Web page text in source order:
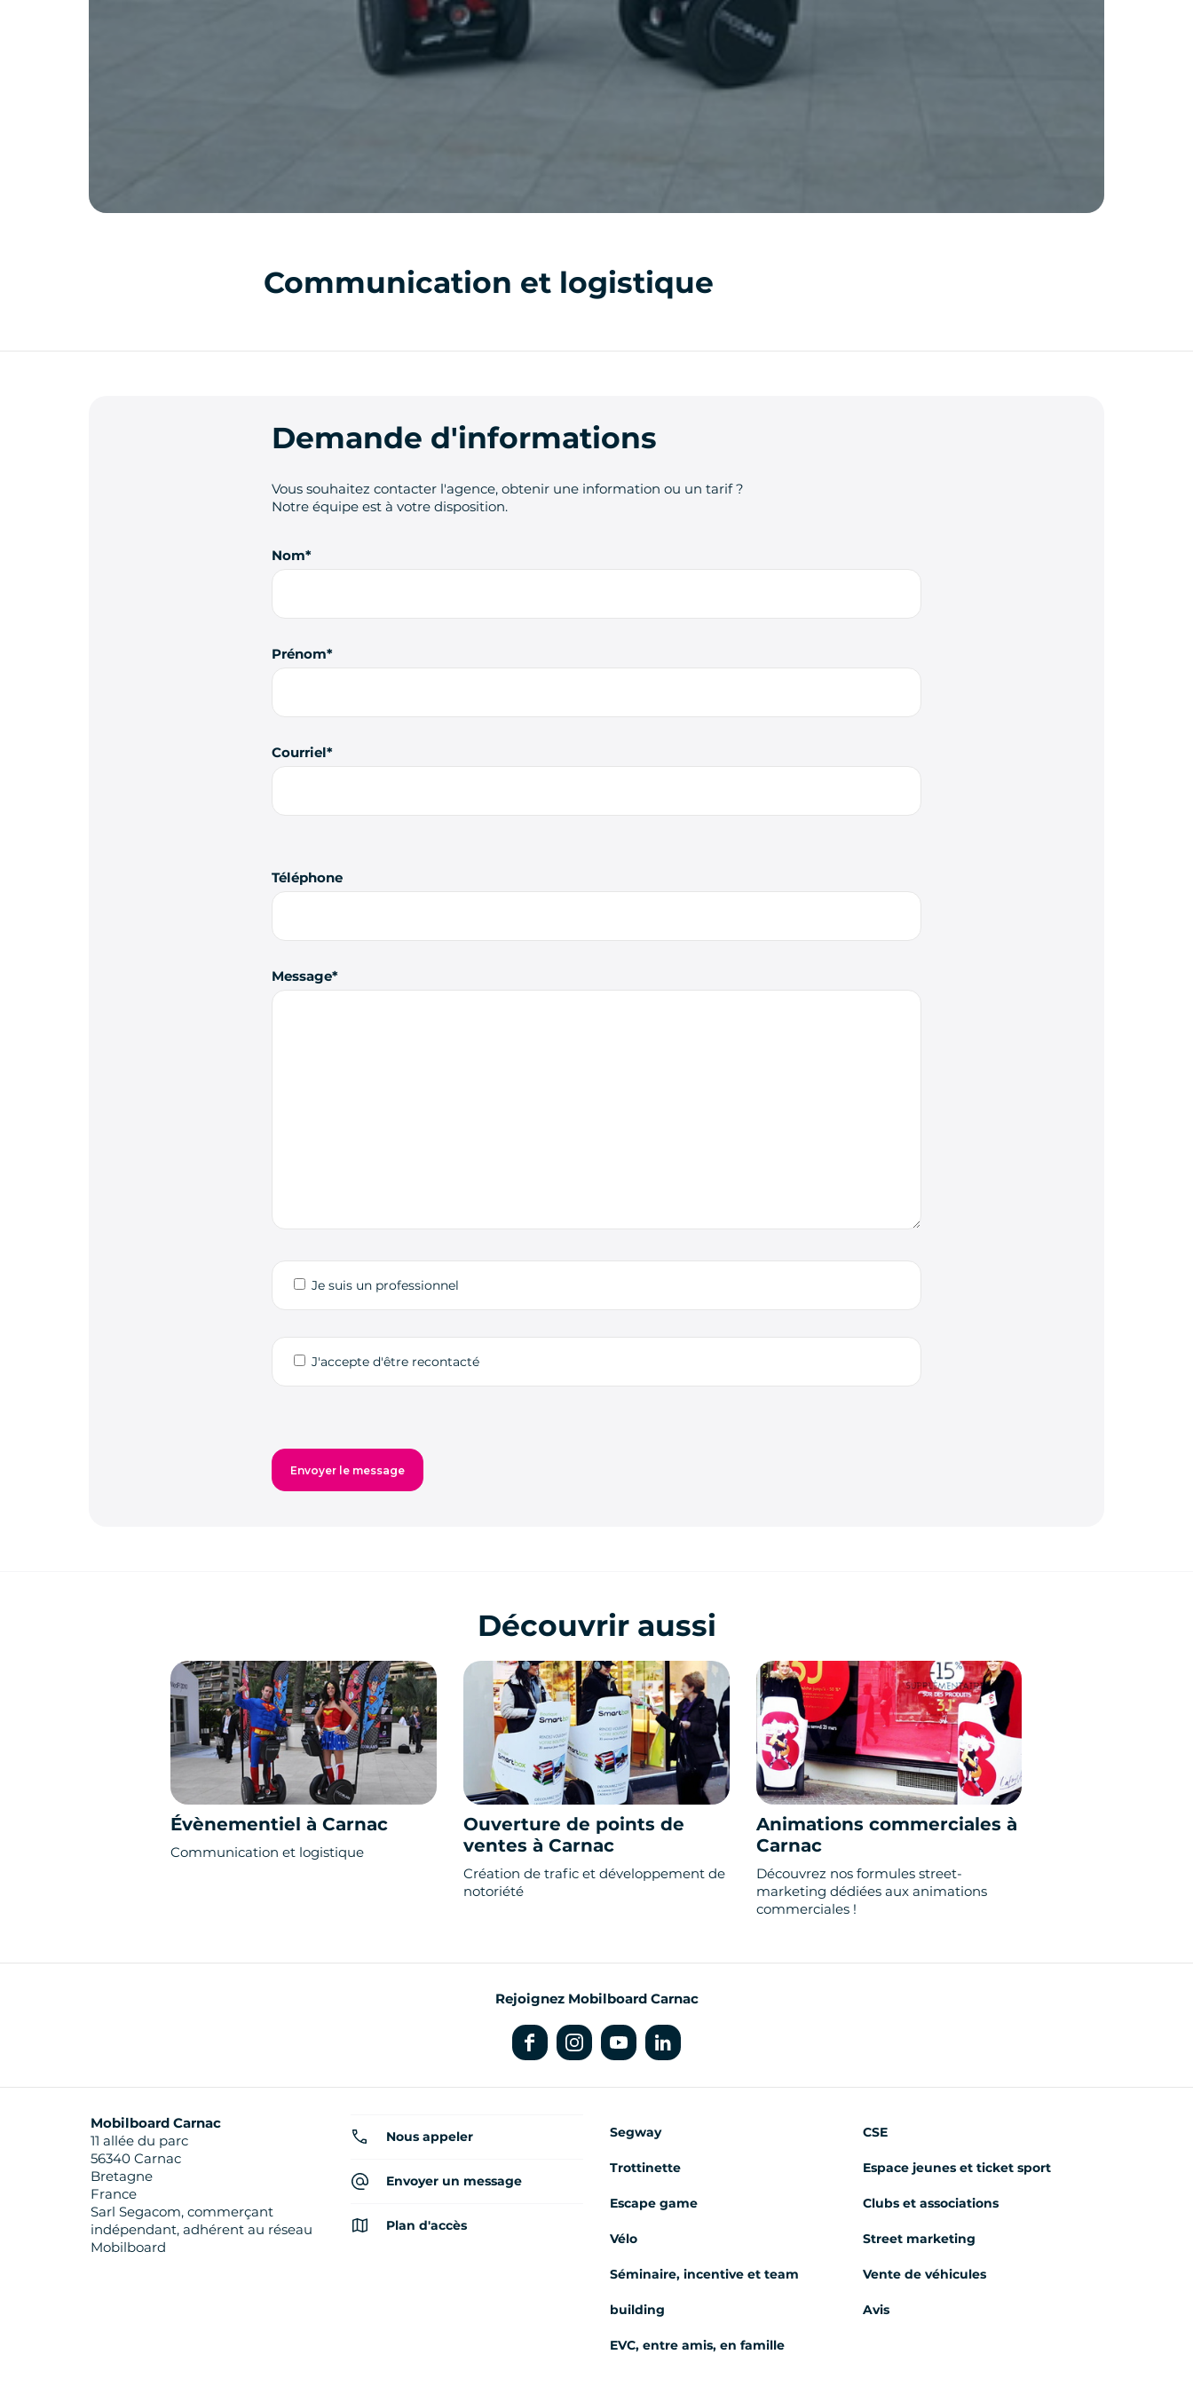
Communication et logistique
Demande d'informations
Vous souhaitez contacter l'agence, obtenir une information ou un tarif ?
Notre équipe est à votre disposition.
Nom
Prénom
Courriel
Téléphone
Message
Je suis un professionnel
J'accepte d'être recontacté
Découvrir aussi
Évènementiel à Carnac
Communication et logistique
Ouverture de points de
ventes à Carnac
Création de trafic et développement de
notoriété
Animations commerciales à
Carnac
Découvrez nos formules street-
marketing dédiées aux animations
commerciales !
Rejoignez Mobilboard Carnac
Mobilboard Carnac
11 allée du parc
56340 Carnac
Bretagne
France
Sarl Segacom, commerçant
indépendant, adhérent au réseau
Mobilboard
Nous appeler
Envoyer un message
Plan d'accès
Segway
Trottinette
Escape game
Vélo
Séminaire, incentive et team
building
EVC, entre amis, en famille
CSE
Espace jeunes et ticket sport
Clubs et associations
Street marketing
Vente de véhicules
Avis